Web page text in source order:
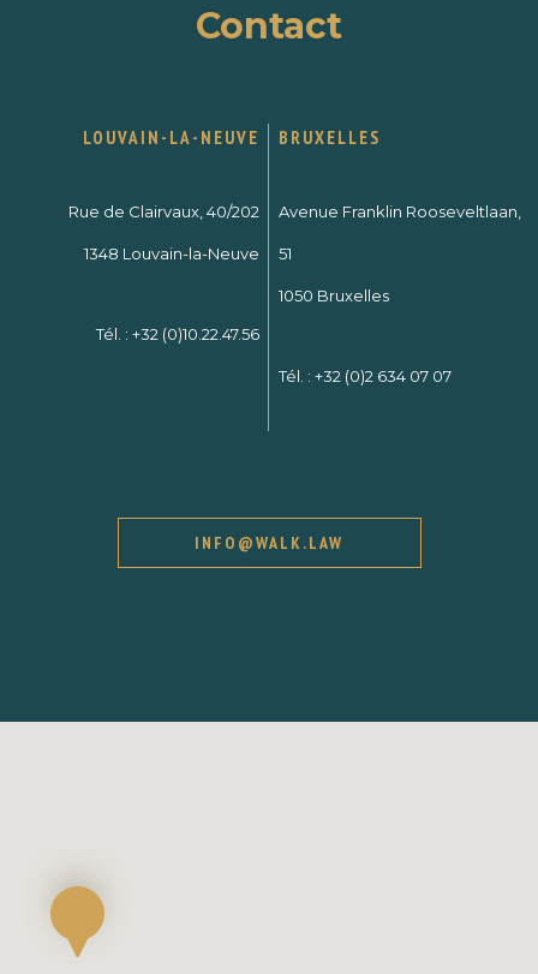
Contact
LOUVAIN-LA-NEUVE
Rue de Clairvaux, 40/202
1348 Louvain-la-Neuve
Tél. : +32 (0)10.22.47.56
BRUXELLES
Avenue Franklin Rooseveltlaan,
51
1050 Bruxelles
Tél. : +32 (0)2 634 07 07
INFO@WALK.LAW